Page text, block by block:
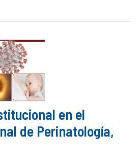
en el
de Perinatología,